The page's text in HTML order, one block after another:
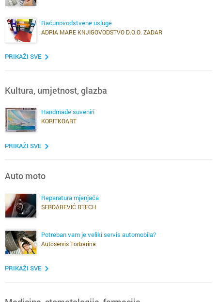
Računovodstvene usluge
ADRIA MARE KNJIGOVODSTVO D.O.O. ZADAR
PRIKAŽI SVE
Kultura, umjetnost, glazba
Handmade suveniri
KORITKOART
PRIKAŽI SVE
Auto moto
Reparatura mjenjača
SERDAREVIĆ RTECH
Potreban vam je veliki servis automobila?
Autoservis Torbarina
PRIKAŽI SVE